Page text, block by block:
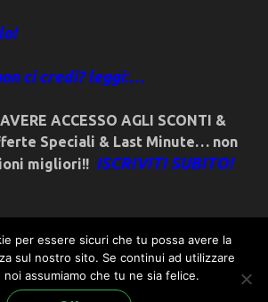
ci credi? leggi:…
ACCESSO AGLI SCONTI &
Speciali & Last Minute… non
migliori!! ISCRIVITI SUBITO!
ST.GEORGE.DRAGONSLAYER LLC -*-
george-dragonslayer.com
per essere sicuri che tu possa avere la
sul nostro sito. Se continui ad utilizzare
assumiamo che tu ne sia felice.